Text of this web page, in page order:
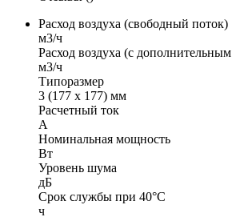
Расход воздуха (свободный поток)
м3/ч
Расход воздуха (с
м3/ч
Типоразмер
3 (177 x 177) мм
Расчетный ток
А
Номинальная мощность
Вт
Уровень шума
дБ
Срок службы при 40°C
ч